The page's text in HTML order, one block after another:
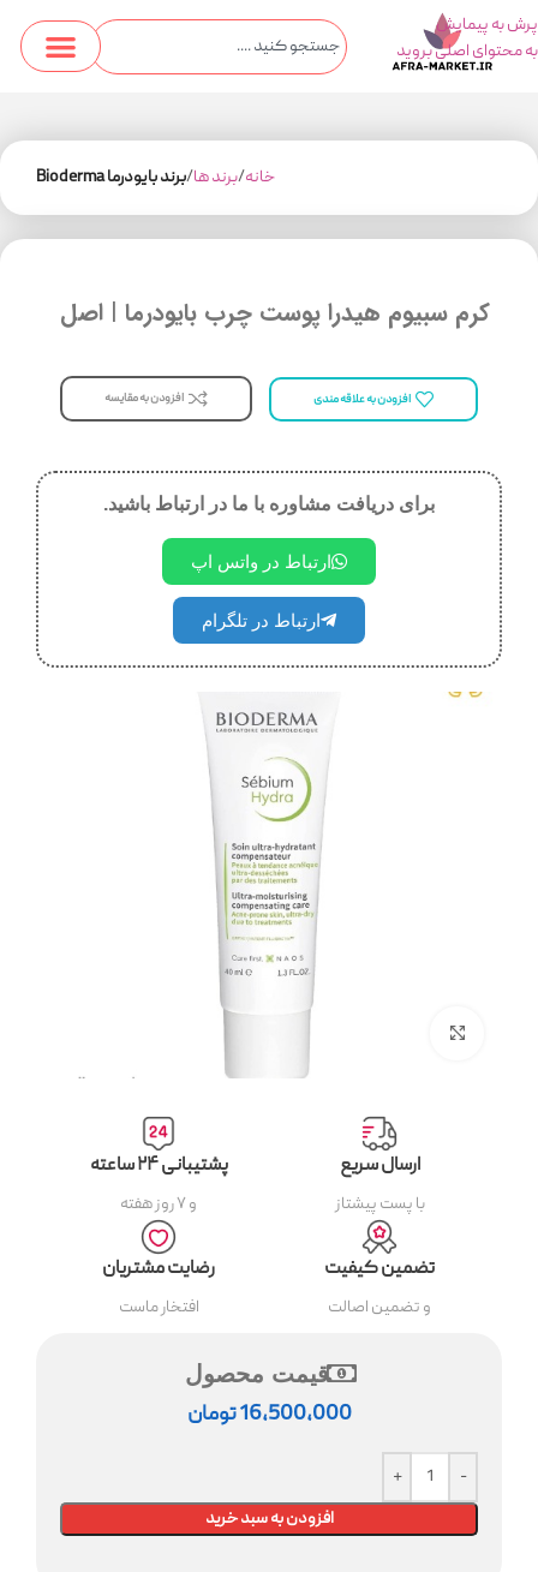
پرش به پیمایش
به محتوای اصلی بروید
خانه برند ها برند بایودرما Bioderma
کرم سبیوم هیدرا پوست چرب بایودرما | اصل
افزودن به علاقه مندی افزودن به مقایسه
برای دریافت مشاوره با ما در ارتباط باشید.
ارتباط در واتس اپ
ارتباط در تلگرام
ارسال سریع
با پست پیشتاز
پشتیبانی ۲۴ ساعته
و ۷ روز هفته
تضمین کیفیت
و تضمین اصالت
رضایت مشتریان
افتخار ماست
قیمت محصول
16,500,000تومان
افزودن به سبد خرید